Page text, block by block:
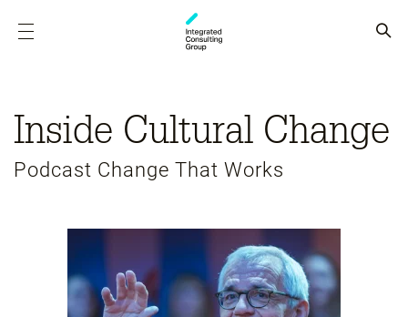
Inside Cultural Change
Podcast Change That Works